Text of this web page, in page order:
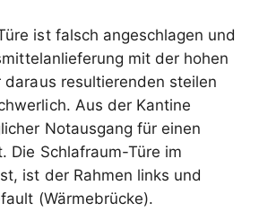
ist falsch angeschlagen und
mit der hohen
daraus resultierenden steilen
Aus der Kantine
Notausgang für einen
Die Schlafraum-Türe im
ist der Rahmen links und
(Wärmebrücke).